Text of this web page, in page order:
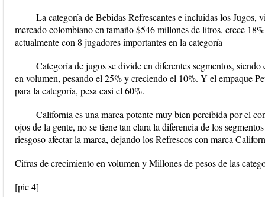
La categoría de Bebidas Refrescantes e incluidas los Jugos,
mercado colombiano en tamaño $546 millones de litros, crece
actualmente con 8 jugadores importantes en la categoría
Categoría de jugos se divide en diferentes segmentos,
en volumen, pesando el 25% y creciendo el 10%. Y el empaque
para la categoría, pesa casi el 60%.
California es una marca potente muy bien percibida por el
ojos de la gente, no se tiene tan clara la diferencia de los
riesgoso afectar la marca, dejando los Refrescos con marca
Cifras de crecimiento en volumen y Millones de pesos de las
[pic 4]